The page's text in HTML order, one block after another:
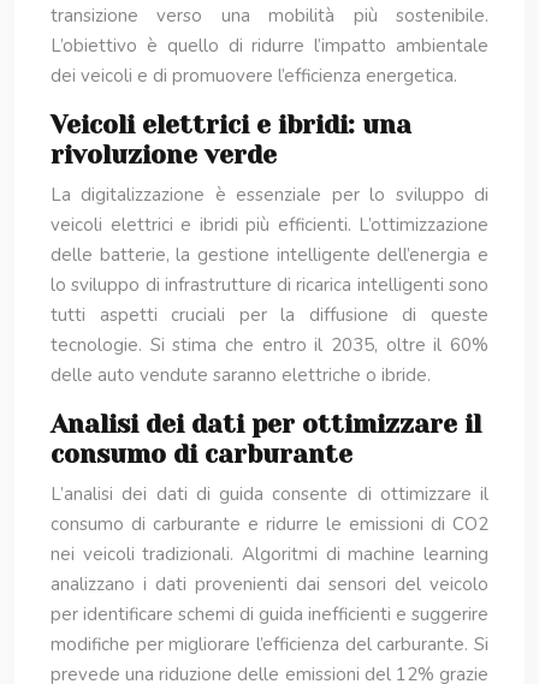
transizione verso una mobilità più sostenibile.
L’obiettivo è quello di ridurre l’impatto ambientale
dei veicoli e di promuovere l’efficienza energetica.
Veicoli elettrici e ibridi: una
rivoluzione verde
La digitalizzazione è essenziale per lo sviluppo di
veicoli elettrici e ibridi più efficienti. L’ottimizzazione
delle batterie, la gestione intelligente dell’energia e
lo sviluppo di infrastrutture di ricarica intelligenti sono
tutti aspetti cruciali per la diffusione di queste
tecnologie. Si stima che entro il 2035, oltre il 60%
delle auto vendute saranno elettriche o ibride.
Analisi dei dati per ottimizzare il
consumo di carburante
L’analisi dei dati di guida consente di ottimizzare il
consumo di carburante e ridurre le emissioni di CO2
nei veicoli tradizionali. Algoritmi di machine learning
analizzano i dati provenienti dai sensori del veicolo
per identificare schemi di guida inefficienti e suggerire
modifiche per migliorare l’efficienza del carburante. Si
prevede una riduzione delle emissioni del 12% grazie